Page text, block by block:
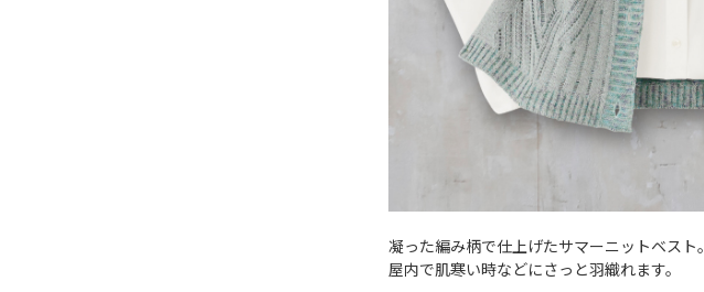
凝った編み柄で仕上げたサマーニットベスト。
屋内で肌寒い時などにさっと羽織れます。